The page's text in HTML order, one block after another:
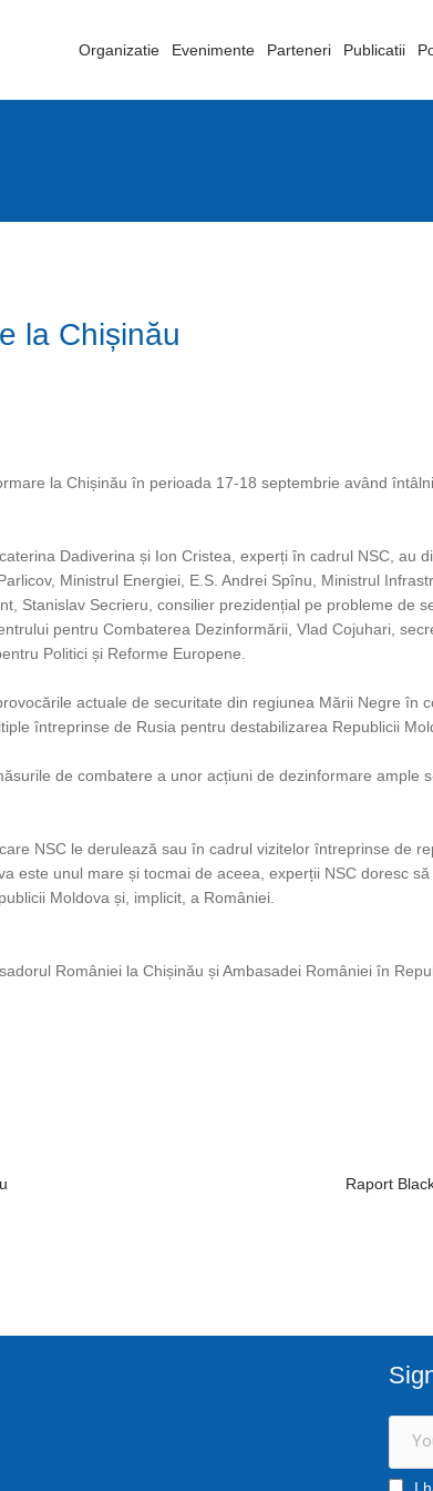
Organizatie Evenimente Parteneri Publicatii
la Chișinău
la Chișinău în perioada 17-18 septembrie având
Dadiverina și Ion Cristea, experți în cadrul NSC, au
Ministrul Energiei, E.S. Andrei Spînu, Ministrul
Stanislav Secrieru, consilier prezidențial pe probleme de
pentru Combaterea Dezinformării, Vlad Cojuhari,
Politici și Reforme Europene.
actuale de securitate din regiunea Mării Negre în
întreprinse de Rusia pentru destabilizarea Republicii
de combatere a unor acțiuni de dezinformare ample
NSC le derulează sau în cadrul vizitelor întreprinse de
este unul mare și tocmai de aceea, experții NSC doresc
Moldova și, implicit, a României.
României la Chișinău și Ambasadei României în
Raport